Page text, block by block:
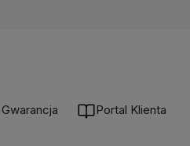
Portal Klienta